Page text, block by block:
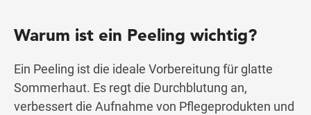
Warum ist ein Peeling wichtig?
Ein Peeling ist die ideale Vorbereitung für glatte
Sommerhaut. Es regt die Durchblutung an,
verbessert die Aufnahme von Pflegeprodukten und